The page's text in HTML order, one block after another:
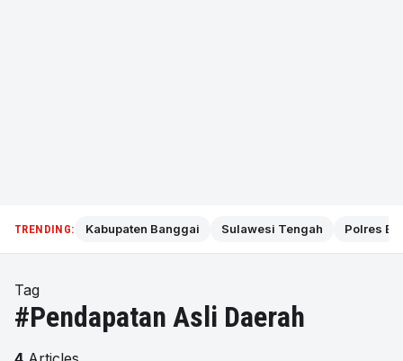
TRENDING: Kabupaten Banggai Sulawesi Tengah Polres
Tag
#Pendapatan Asli Daerah